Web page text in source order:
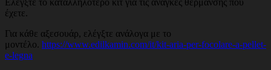
Ελέγξτε το καταλληλότερο κιτ για τις ανάγκες θέρμανσης που
έχετε.
Για κάθε αξεσουάρ, ελέγξτε ανάλογα με το
μοντέλο. https://www.edilkamin.com/it/kit-aria-per-focolare-a-pellet-
e-legna